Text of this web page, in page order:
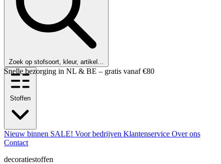
Zoek op stofsoort, kleur, artikel...
Klanten beoordelen ons met een 9,6!
Stoffen
Nieuw binnen SALE! Voor bedrijven Klantenservice Over ons
Contact
decoratiestoffen